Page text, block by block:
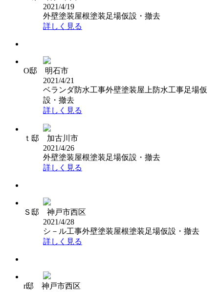
2021/4/19
外壁塗装屋根塗装足場仮設・撤去
詳しく見る
O邸 明石市
2021/4/21
ベランダ防水工事外壁塗装屋上防水工事足場仮
設・撤去
詳しく見る
ｔ邸 加古川市
2021/4/26
外壁塗装屋根塗装足場仮設・撤去
詳しく見る
Ｓ邸 神戸市西区
2021/4/28
シ－ル工事外壁塗装屋根塗装足場仮設・撤去
詳しく見る
r邸 神戸市西区